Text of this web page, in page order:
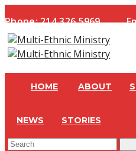
Phone:214.326.5969
HOME ABOUT
NEWS STORIES